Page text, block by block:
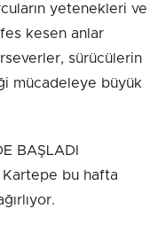
yetenekleri ve
kesen anlar
sürücülerin
mücadeleye büyük
BAŞLADI
Kartepe bu hafta